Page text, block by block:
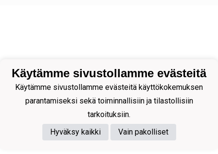
Käytämme sivustollamme evästeitä
Käytämme sivustollamme evästeitä käyttökokemuksen
parantamiseksi sekä toiminnallisiin ja tilastollisiin
tarkoituksiin.
Hyväksy kaikki
Vain pakolliset